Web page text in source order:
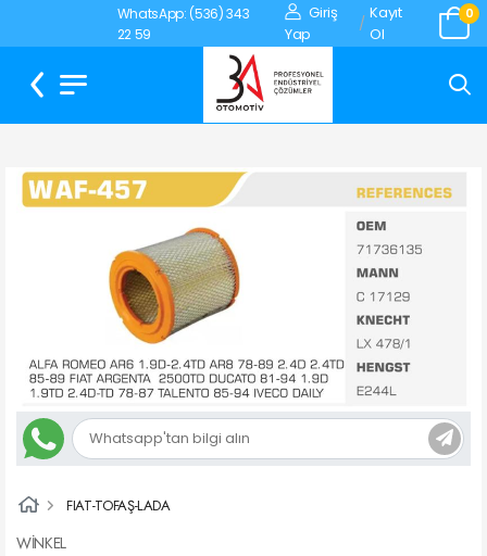
WhatsApp: (536) 343
22 59
Giriş
Yap
/
Kayıt
Ol
0
FIAT-TOFAŞ-LADA
WİNKEL